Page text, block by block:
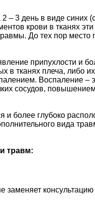
3 день в виде синих
крови в тканях
До тех пор
припухлости и
тканях плеча, либо
Воспаление
сосудов,
более глубоко
вида
травм: